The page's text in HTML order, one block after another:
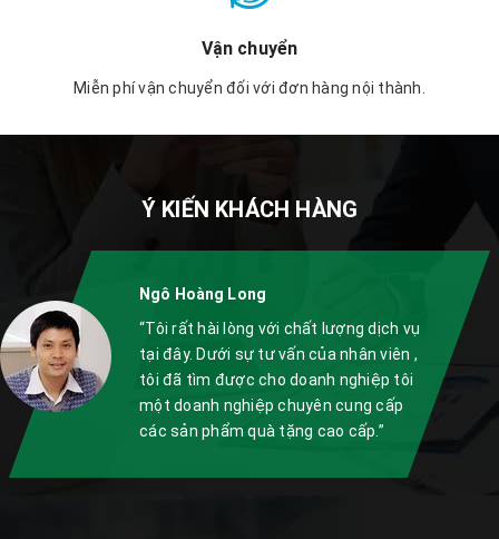
Vận chuyển
Miễn phí vận chuyển đối với đơn hàng nội thành.
Ý KIẾN KHÁCH HÀNG
Ngô Hoàng Long
“Tôi rất hài lòng với chất lượng dịch vụ
tại đây. Dưới sự tư vấn của nhân viên ,
tôi đã tìm được cho doanh nghiệp tôi
một doanh nghiệp chuyên cung cấp
các sản phẩm quà tặng cao cấp.”